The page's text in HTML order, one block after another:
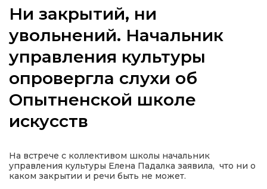
політика
Ни закрытий, ни
увольнений. Начальник
управления культуры
опровергла слухи об
Опытненской школе
искусств
На встрече с коллективом школы начальник
управления культуры Елена Падалка заявила, что ни о
каком закрытии и речи быть не может.